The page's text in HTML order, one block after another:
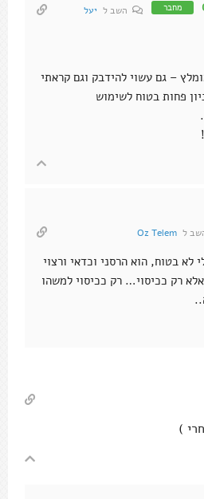
מחבר השב ל יעל
– גם עשוי להידבק וגם קראתי
פחות בטוח לשימוש
לOz Telem
לא בטוח, הוא הרסני וכדאי ורצוי
רק ככיסוי… רק ככיסוי למשהו
)